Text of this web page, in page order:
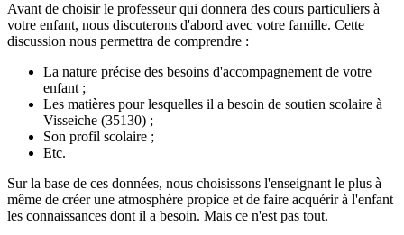
Avant de choisir le professeur qui donnera des cours particuliers à
votre enfant, nous discuterons d'abord avec votre famille. Cette
discussion nous permettra de comprendre :
La nature précise des besoins d'accompagnement de votre
enfant ;
Les matières pour lesquelles il a besoin de soutien scolaire à
Visseiche (35130) ;
Son profil scolaire ;
Etc.
Sur la base de ces données, nous choisissons l'enseignant le plus à
même de créer une atmosphère propice et de faire acquérir à l'enfant
les connaissances dont il a besoin. Mais ce n'est pas tout.